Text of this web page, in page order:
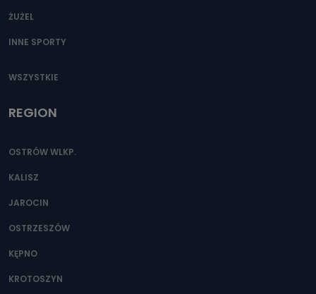
ŻUŻEL
INNE SPORTY
WSZYSTKIE
REGION
OSTRÓW WLKP.
KALISZ
JAROCIN
OSTRZESZÓW
KĘPNO
KROTOSZYN